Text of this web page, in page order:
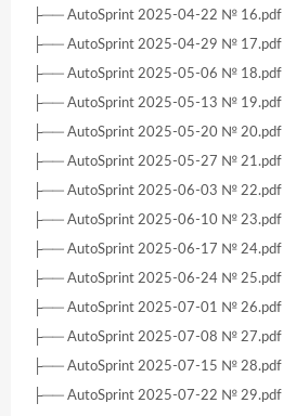
├── AutoSprint 2025-04-22 № 16.pdf
├── AutoSprint 2025-04-29 № 17.pdf
├── AutoSprint 2025-05-06 № 18.pdf
├── AutoSprint 2025-05-13 № 19.pdf
├── AutoSprint 2025-05-20 № 20.pdf
├── AutoSprint 2025-05-27 № 21.pdf
├── AutoSprint 2025-06-03 № 22.pdf
├── AutoSprint 2025-06-10 № 23.pdf
├── AutoSprint 2025-06-17 № 24.pdf
├── AutoSprint 2025-06-24 № 25.pdf
├── AutoSprint 2025-07-01 № 26.pdf
├── AutoSprint 2025-07-08 № 27.pdf
├── AutoSprint 2025-07-15 № 28.pdf
├── AutoSprint 2025-07-22 № 29.pdf